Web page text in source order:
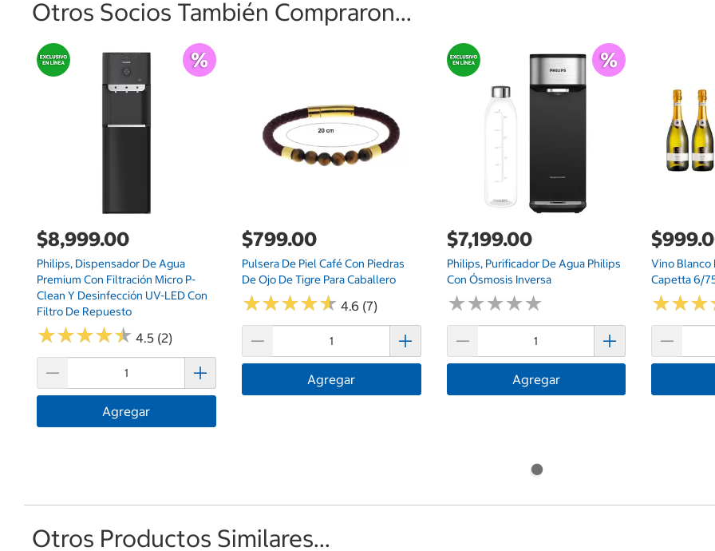
Otros Socios También Compraron...
$8,999.00
Philips, Dispensador De Agua
Premium Con Filtración Micro P-
Clean Y Desinfección UV-LED Con
Filtro De Repuesto
★★★★★
★★★★★ 4.5 (2)
Agregar
$799.00
Pulsera De Piel Café Con Piedras
De Ojo De Tigre Para Caballero
★★★★★
★★★★★ 4.6 (7)
Agregar
$7,199.00
Philips, Purificador De Agua Philips
Con Ósmosis Inversa
★★★★★
★★★★★
Agregar
Vino Blanco
Capetta 6/
★★★
★★★
Otros Productos Similares...